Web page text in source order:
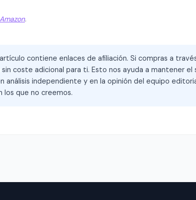
Amazon.
contiene enlaces de afiliación. Si compras a
coste adicional para ti. Esto nos ayuda a mantener el
análisis independiente y en la opinión del equipo
los que no creemos.